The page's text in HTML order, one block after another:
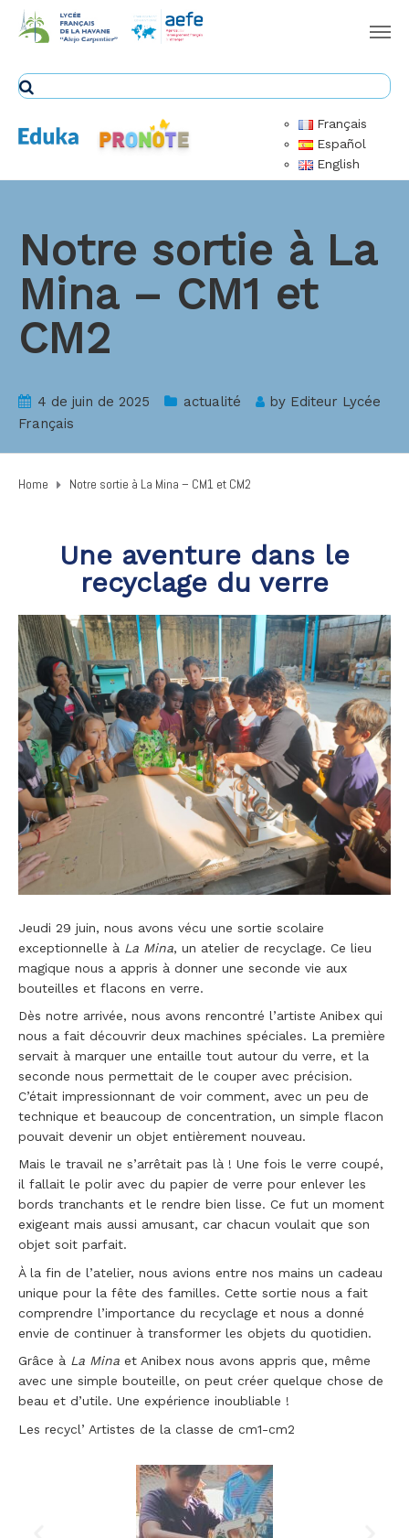
Français
Español
English
Notre sortie à La
Mina – CM1 et
CM2
4 de juin de 2025 actualité by Editeur Lycée
Français
Home Notre sortie à La Mina – CM1 et CM2
Une aventure dans le
recyclage du verre
Jeudi 29 juin, nous avons vécu une sortie scolaire
exceptionnelle à La Mina, un atelier de recyclage. Ce lieu
magique nous a appris à donner une seconde vie aux
bouteilles et flacons en verre.
Dès notre arrivée, nous avons rencontré l’artiste Anibex qui
nous a fait découvrir deux machines spéciales. La première
servait à marquer une entaille tout autour du verre, et la
seconde nous permettait de le couper avec précision.
C’était impressionnant de voir comment, avec un peu de
technique et beaucoup de concentration, un simple flacon
pouvait devenir un objet entièrement nouveau.
Mais le travail ne s’arrêtait pas là ! Une fois le verre coupé,
il fallait le polir avec du papier de verre pour enlever les
bords tranchants et le rendre bien lisse. Ce fut un moment
exigeant mais aussi amusant, car chacun voulait que son
objet soit parfait.
À la fin de l’atelier, nous avions entre nos mains un cadeau
unique pour la fête des familles. Cette sortie nous a fait
comprendre l’importance du recyclage et nous a donné
envie de continuer à transformer les objets du quotidien.
Grâce à La Mina et Anibex nous avons appris que, même
avec une simple bouteille, on peut créer quelque chose de
beau et d’utile. Une expérience inoubliable !
Les recycl’ Artistes de la classe de cm1-cm2